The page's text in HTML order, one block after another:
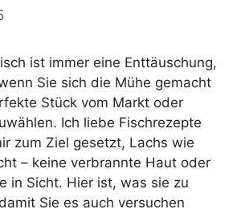
ist immer eine Enttäuschung,
Sie sich die Mühe gemacht
Stück vom Markt oder
Ich liebe Fischrezepte
zum Ziel gesetzt, Lachs wie
– keine verbrannte Haut oder
in Sicht. Hier ist, was sie zu
Sie es auch versuchen